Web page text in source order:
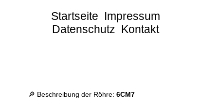
Startseite Impressum
Datenschutz Kontakt
🔎 Beschreibung der Röhre:6CM7